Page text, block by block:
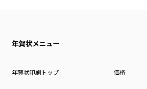
年賀状メニュー
年賀状印刷トップ 価格